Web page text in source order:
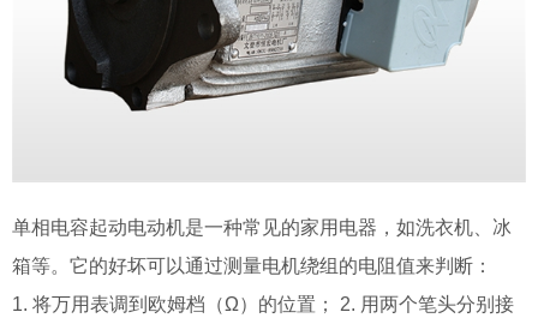
单相电容起动电动机是一种常见的家用电器，如洗衣机、冰
箱等。它的好坏可以通过测量电机绕组的电阻值来判断：
1. 将万用表调到欧姆档（Ω）的位置； 2. 用两个笔头分别接